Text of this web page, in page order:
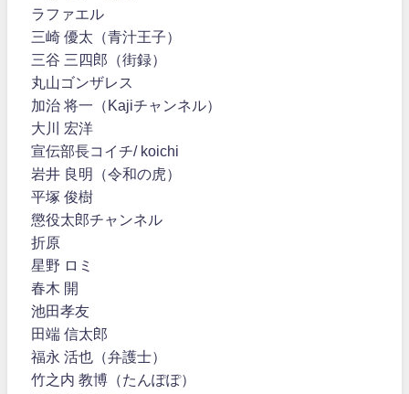
ラファエル
三崎 優太（青汁王子）
三谷 三四郎（街録）
丸山ゴンザレス
加治 将一（Kajiチャンネル）
大川 宏洋
宣伝部長コイチ/ koichi
岩井 良明（令和の虎）
平塚 俊樹
懲役太郎チャンネル
折原
星野 ロミ
春木 開
池田孝友
田端 信太郎
福永 活也（弁護士）
竹之内 教博（たんぽぽ）